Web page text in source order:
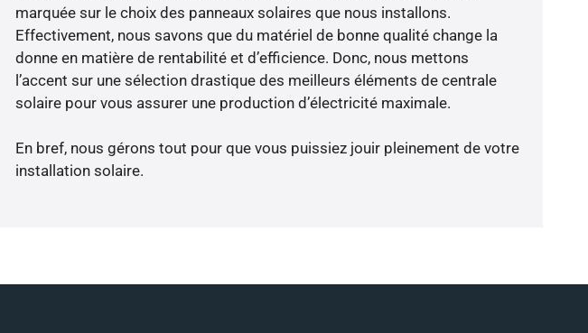
marquée sur le choix des panneaux solaires que nous installons.
Effectivement, nous savons que du matériel de bonne qualité change la
donne en matière de rentabilité et d’efficience. Donc, nous mettons
l’accent sur une sélection drastique des meilleurs éléments de centrale
solaire pour vous assurer une production d’électricité maximale.
En bref, nous gérons tout pour que vous puissiez jouir pleinement de votre
installation solaire.